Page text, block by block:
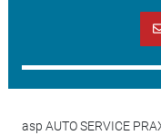
asp AUTO SERVICE